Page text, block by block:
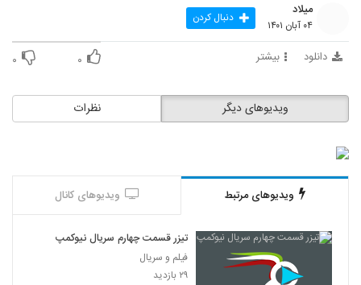
میلاد
۰۴ آبان ۱۴۰۱ دنبال کردن
دانلود بیشتر ۰ ۰
نظرات ویدیوهای دیگر
ویدیوهای مرتبط ویدیوهای کانال
تیزر قسمت چهارم سریال نیوکمپ
فیلم و سریال
۲۹ بازدید